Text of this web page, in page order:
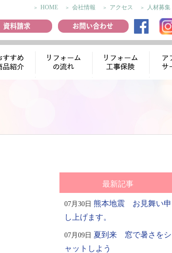
HOME 会社情報 アクセス 人材募集
最新記事
07月30日 熊本地震 お見舞い申
し上げます。
07月09日 夏到来 窓で暑さをシ
ャットしよう